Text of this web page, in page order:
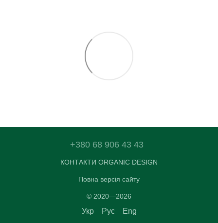
+380 68 906 43 43
КОНТАКТИ ORGANIC DESIGN
Повна версія сайту
© 2020—2026
Укр Рус Eng